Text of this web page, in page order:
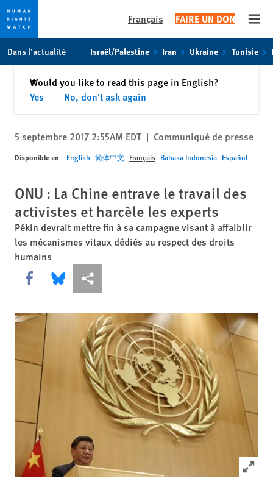
toto
content
Français FAIRE UN DON
Dans l’actualité Israël/Palestine Iran Ukraine Tunisie
Would you like to read this page in English?
Yes
No, don't ask again
✕Fermer
5 septembre 2017 2:55AM EDT | Communiqué de presse
Disponible en English 简体中文 Français Bahasa Indonesia Español
ONU : La Chine entrave le travail des
activistes et harcèle les experts
Pékin devrait mettre fin à sa campagne visant à affaiblir
les mécanismes vitaux dédiés au respect des droits
humains
Share this via Facebook
Share this via Bluesky
Share this via Partagez
Click